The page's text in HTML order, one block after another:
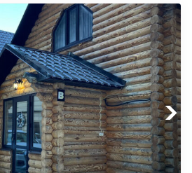
Next